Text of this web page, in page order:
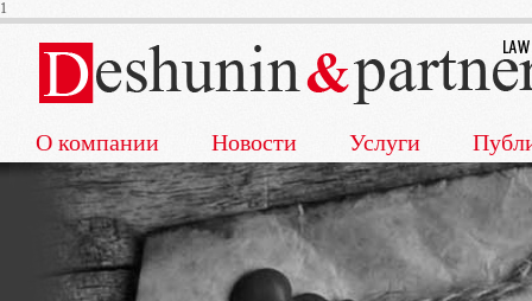
1
О компании Новости Услуги